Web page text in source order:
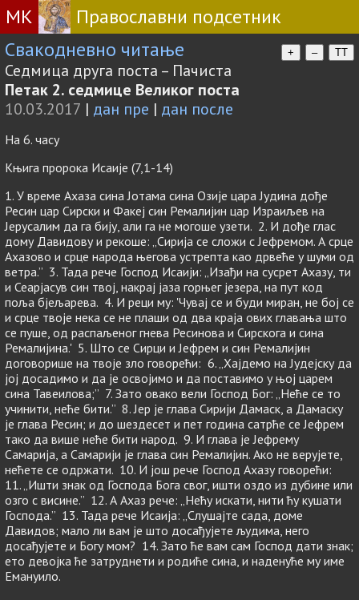
МК
Православни подсетник
Свакодневно читање
+ – TT
Седмица друга поста – Пачиста
Петак 2. седмице Великог поста
10.03.2017 | дан пре | дан после
На 6. часу
Књига пророка Исаије (7,1-14)
1. У време Ахаза сина Јотама сина Озије цара Јудина дође
Ресин цар Сирски и Факеј син Ремалијин цар Израиљев на
Јерусалим да га бију, али га не могоше узети. 2. И дође глас
дому Давидову и рекоше: „Сирија се сложи с Јефремом. А срце
Ахазово и срце народа његова устрепта као дрвеће у шуми од
ветра.” 3. Тада рече Господ Исаији: „Изађи на сусрет Ахазу, ти
и Сеарјасув син твој, накрај јаза горњег језера, на пут код
поља бјељарева. 4. И реци му: 'Чувај се и буди миран, не бој се
и срце твоје нека се не плаши од два краја ових главања што
се пуше, од распаљеног гнева Ресинова и Сирскога и сина
Ремалијина.' 5. Што се Сирци и Јефрем и син Ремалијин
договорише на твоје зло говорећи: 6. „Хајдемо на Јудејску да
јој досадимо и да је освојимо и да поставимо у њој царем
сина Тавеилова;” 7. Зато овако вели Господ Бог: „Неће се то
учинити, неће бити.” 8. Јер је глава Сирији Дамаск, а Дамаску
је глава Ресин; и до шездесет и пет година сатрће се Јефрем
тако да више неће бити народ. 9. И глава је Јефрему
Самарија, а Самарији је глава син Ремалијин. Ако не верујете,
нећете се одржати. 10. И још рече Господ Ахазу говорећи:
11. „Ишти знак од Господа Бога свог, ишти оздо из дубине или
озго с висине.” 12. А Ахаз рече: „Нећу искати, нити ћу кушати
Господа.” 13. Тада рече Исаија: „Слушајте сада, доме
Давидов; мало ли вам је што досађујете људима, него
досађујете и Богу мом? 14. Зато ће вам сам Господ дати знак;
ето девојка ће затруднети и родиће сина, и наденуће му име
Емануило.